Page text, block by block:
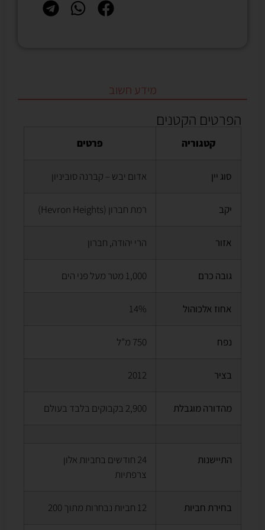
מידע חשוב
הפרטים הקטנים
קטגוריה פרטים
סוג יין אדום יבש – קברנה סוביניון
יקב רמת חברון (Hevron Heights)
אזור הרי יהודה, חברון
גובה כרם 1,000 מטר מעל פני הים
אחוז אלכוהול 14%
נפח 750 מ"ל
בציר 2012
מהדורה מוגבלת 2,900 בקבוקים בלבד בעולם
התיישנות
24 חודשים בחביות אלון
צרפתיות
בחירת חביות 12 חביות נבחרות מתוך 200